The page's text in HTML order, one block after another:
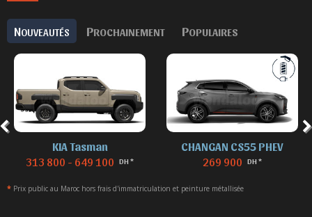
NOUVEAUTÉS PROCHAINEMENT POPULAIRES
CHANGAN CS55 PHEV
269 900 DH *
DENZA B8
869 900 DH *
* Prix public au Maroc hors frais d'immatriculation et peinture métallisée